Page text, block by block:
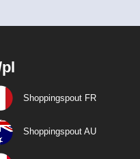
Shoppingspout FR
Shoppingspout AU